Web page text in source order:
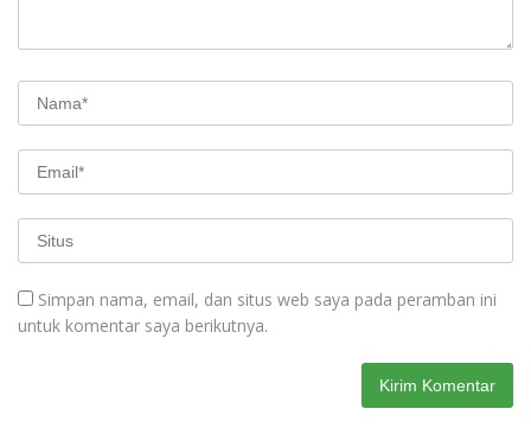
Simpan nama, email, dan situs web saya pada peramban ini
untuk komentar saya berikutnya.